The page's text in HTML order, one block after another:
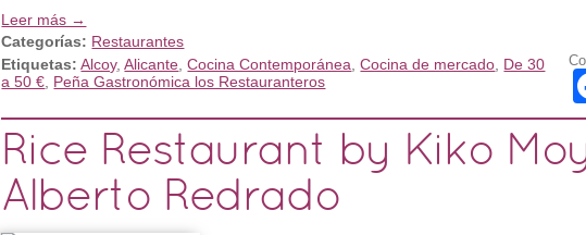
Leer más →
Categorías: Restaurantes
Etiquetas: Alcoy,Alicante ,Cocina Contemporánea ,Cocina de mercado De 30
a 50 € Peña Gastronómica los Restauranteros
Rice Restaurant by Kiko
Alberto Redrado